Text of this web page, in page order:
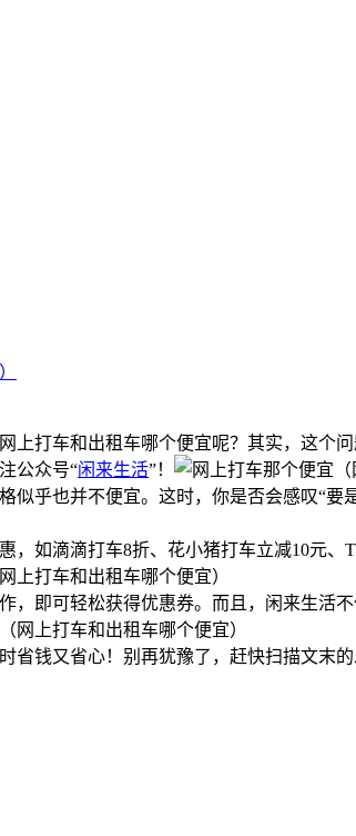
打车和出租车哪个便宜呢？其实，这个
公众号“闲来生活”！
乎也并不便宜。这时，你是否会感叹“要
如滴滴打车8折、花小猪打车立减10元
即可轻松获得优惠券。而且，闲来生活
钱又省心！别再犹豫了，赶快扫描文末